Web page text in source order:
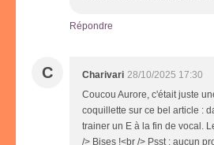
Répondre
C Charivari 28/10/2025 17:30
Coucou Aurore, c'était juste
coquillette sur ce bel article :
trainer un E à la fin de vocal.
/> Bises !<br /> Psst : aucun